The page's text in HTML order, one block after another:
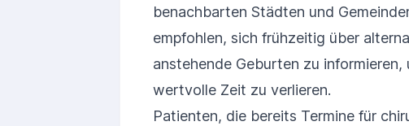
benachbarten Städten und
empfohlen, sich frühzeitig über
anstehende Geburten zu
wertvolle Zeit zu verlieren.
Patienten, die bereits Termine für